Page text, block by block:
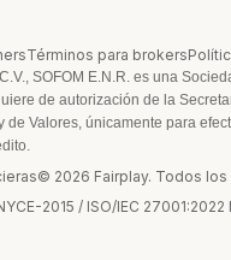
Términos para brokers
SOFOM E.N.R. es una
de autorización de la
Valores, únicamente para
© 2026 Fairplay. Todos
2015 / ISO/IEC